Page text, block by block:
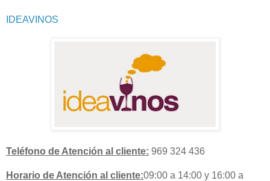
IDEAVINOS
Teléfono de Atención al cliente: 969 324 436
Horario de Atención al cliente:09:00 a 14:00 y 16:00 a